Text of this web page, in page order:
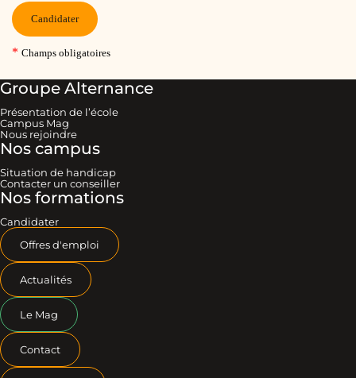
Groupe Alternance
Présentation de l’école
Campus Mag
Nous rejoindre
Nos campus
Situation de handicap
Contacter un conseiller
Nos formations
Candidater
Offres d'emploi
Actualités
Le Mag
Contact